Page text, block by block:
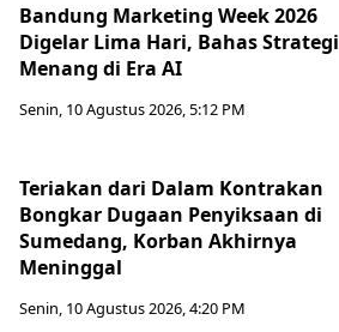
Bandung Marketing Week 2026
Digelar Lima Hari, Bahas Strategi
Menang di Era AI
Senin, 10 Agustus 2026, 5:12 PM
Teriakan dari Dalam Kontrakan
Bongkar Dugaan Penyiksaan di
Sumedang, Korban Akhirnya
Meninggal
Senin, 10 Agustus 2026, 4:20 PM